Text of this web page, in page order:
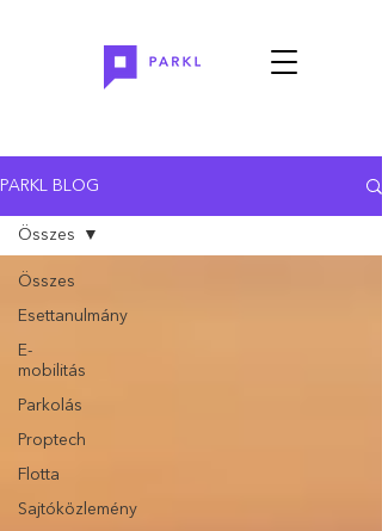
PARKL BLOG
Összes
Esettanulmány
E-
mobilitás
Parkolás
Proptech
Flotta
Sajtóközlemény
Összes